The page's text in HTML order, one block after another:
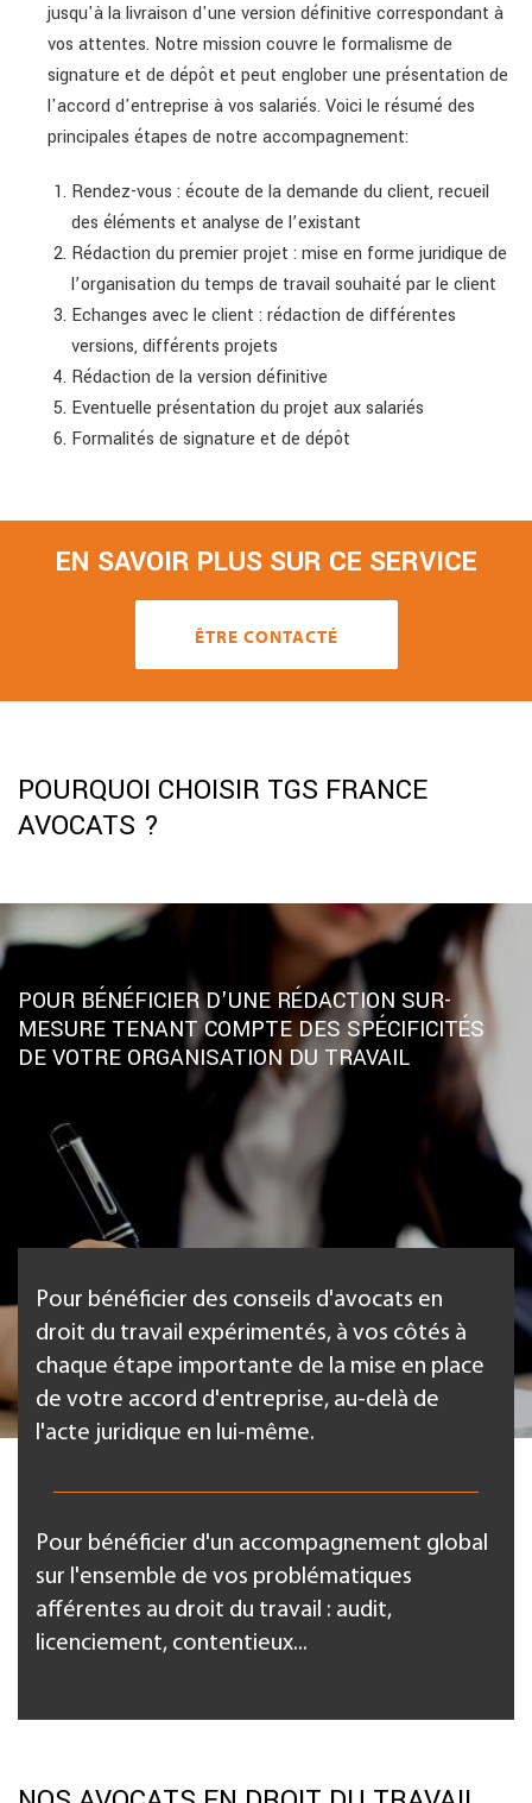
jusqu'à la livraison d'une version définitive correspondant à
vos attentes. Notre mission couvre le formalisme de
signature et de dépôt et peut englober une présentation de
l'accord d'entreprise à vos salariés. Voici le résumé des
principales étapes de notre accompagnement:
Rendez-vous : écoute de la demande du client, recueil
des éléments et analyse de l’existant
Rédaction du premier projet : mise en forme juridique de
l’organisation du temps de travail souhaité par le client
Echanges avec le client : rédaction de différentes
versions, différents projets
Rédaction de la version définitive
Eventuelle présentation du projet aux salariés
Formalités de signature et de dépôt
EN SAVOIR PLUS SUR CE SERVICE
ÊTRE CONTACTÉ
POURQUOI CHOISIR TGS FRANCE
AVOCATS ?
POUR BÉNÉFICIER D'UNE RÉDACTION SUR-
MESURE TENANT COMPTE DES SPÉCIFICITÉS
DE VOTRE ORGANISATION DU TRAVAIL
Pour bénéficier des conseils d'avocats en
droit du travail expérimentés, à vos côtés à
chaque étape importante de la mise en place
de votre accord d'entreprise, au-delà de
l'acte juridique en lui-même.
Pour bénéficier d'un accompagnement global
sur l'ensemble de vos problématiques
afférentes au droit du travail : audit,
licenciement, contentieux...